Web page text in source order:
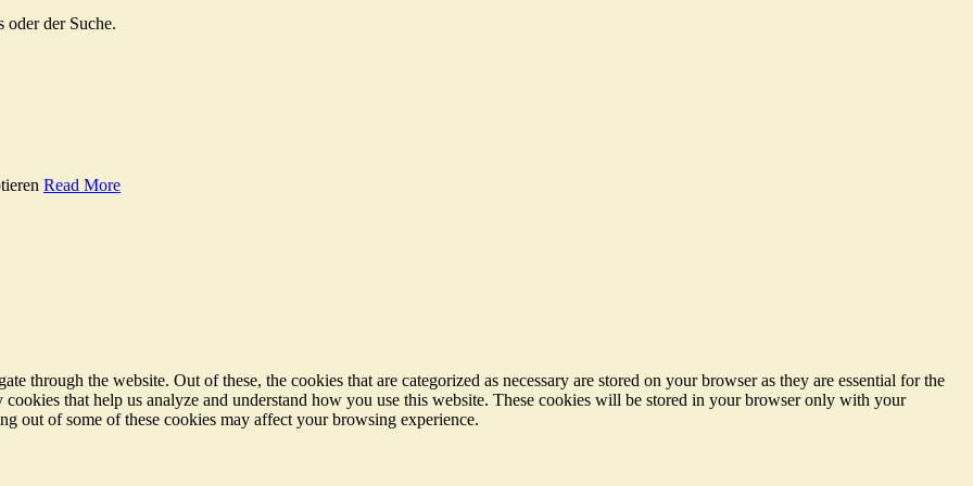
oder der Suche.
Read More
through the website. Out of these, the cookies that are categorized as necessary are stored on your browser as they are essential for the
that help us analyze and understand how you use this website. These cookies will be stored in your browser only with your
out of some of these cookies may affect your browsing experience.